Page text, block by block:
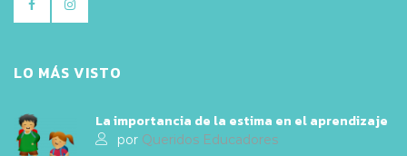
LO MÁS VISTO
La importancia de la estima en el aprendizaje
por Queridos Educadores